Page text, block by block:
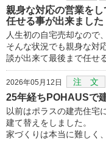
親身な対応の営業を
任せる事が出来ました
人生初の自宅売却なので
そんな状況でも親身な対
談が出来て最後まで任せ
2026年05月12日 注 文
25年経ちPOHAUSで
以前はポラスの建売住宅
建て替えをしました。
家づくりは本当に難しく